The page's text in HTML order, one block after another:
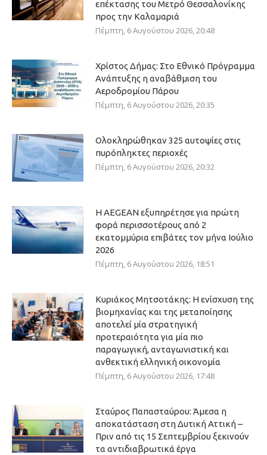
επέκτασης του Μετρό Θεσσαλονίκης
προς την Καλαμαριά
Πέμπτη, 6 Αυγούστου 2026, 20:48
Χρίστος Δήμας: Στο Εθνικό Πρόγραμμα
Ανάπτυξης η αναβάθμιση του
Αεροδρομίου Πάρου
Πέμπτη, 6 Αυγούστου 2026, 20:35
Ολοκληρώθηκαν 325 αυτοψίες στις
πυρόπληκτες περιοχές
Πέμπτη, 6 Αυγούστου 2026, 20:32
Η AEGEAN εξυπηρέτησε για πρώτη
φορά περισσοτέρους από 2
εκατομμύρια επιβάτες τον μήνα Ιούλιο
2026
Πέμπτη, 6 Αυγούστου 2026, 18:51
Κυριάκος Μητσοτάκης: Η ενίσχυση της
βιομηχανίας και της μεταποίησης
αποτελεί μία στρατηγική
προτεραιότητα για μία πιο
παραγωγική, ανταγωνιστική και
ανθεκτική ελληνική οικονομία
Πέμπτη, 6 Αυγούστου 2026, 17:48
Σταύρος Παπασταύρου: Άμεσα η
αποκατάσταση στη Δυτική Αττική –
Πριν από τις 15 Σεπτεμβρίου ξεκινούν
τα αντιδιαβρωτικά έργα